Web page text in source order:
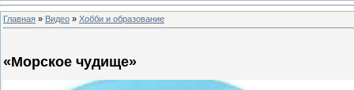
Главная » Видео » Хобби и образование
«Морское чудище»